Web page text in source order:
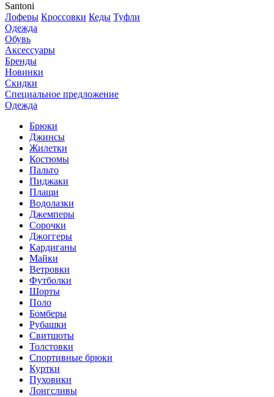
Santoni
Лоферы Кроссовки Кеды Туфли
Одежда
Обувь
Аксессуары
Бренды
Новинки
Скидки
Специальное предложение
Одежда
Брюки
Джинсы
Жилетки
Костюмы
Пальто
Пиджаки
Плащи
Водолазки
Джемперы
Сорочки
Джоггеры
Кардиганы
Майки
Ветровки
Футболки
Шорты
Поло
Бомберы
Рубашки
Свитшоты
Толстовки
Спортивные брюки
Куртки
Пуховики
Лонгсливы